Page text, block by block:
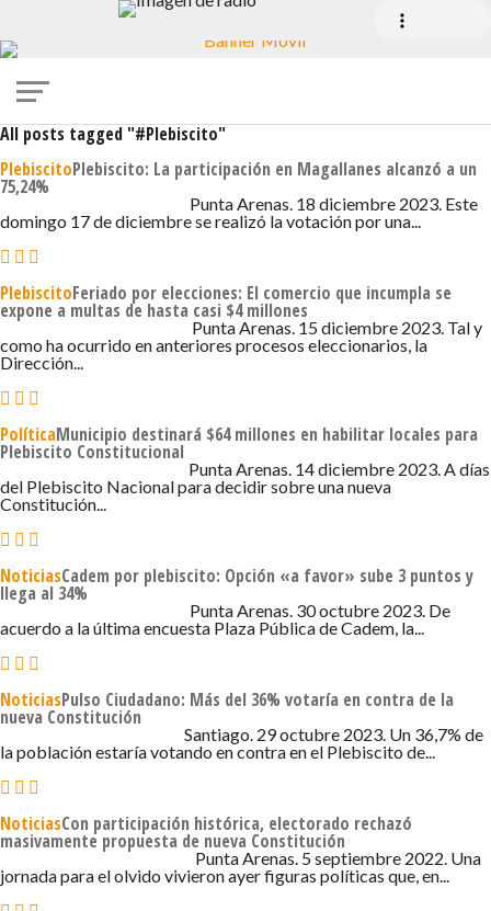
All posts tagged "#Plebiscito"
PlebiscitoPlebiscito: La participación en Magallanes alcanzó a un
75,24%
18 DE DICIEMBRE DE 2023 - 8:21 Punta Arenas. 18 diciembre 2023. Este
domingo 17 de diciembre se realizó la votación por una...
PlebiscitoFeriado por elecciones: El comercio que incumpla se
expone a multas de hasta casi $4 millones
15 DE DICIEMBRE DE 2023 - 8:07 Punta Arenas. 15 diciembre 2023. Tal y
como ha ocurrido en anteriores procesos eleccionarios, la
Dirección...
PolíticaMunicipio destinará $64 millones en habilitar locales para
Plebiscito Constitucional
Punta Arenas. 14 diciembre 2023. A días
del Plebiscito Nacional para decidir sobre una nueva
Constitución...
NoticiasCadem por plebiscito: Opción «a favor» sube 3 puntos y
llega al 34%
30 DE OCTUBRE DE 2023 - 8:48 Punta Arenas. 30 octubre 2023. De
acuerdo a la última encuesta Plaza Pública de Cadem, la...
NoticiasPulso Ciudadano: Más del 36% votaría en contra de la
nueva Constitución
Santiago. 29 octubre 2023. Un 36,7% de
la población estaría votando en contra en el Plebiscito de...
NoticiasCon participación histórica, electorado rechazó
masivamente propuesta de nueva Constitución
5 DE SEPTIEMBRE DE 2022 - 9:10 Punta Arenas. 5 septiembre 2022. Una
jornada para el olvido vivieron ayer figuras políticas que, en...